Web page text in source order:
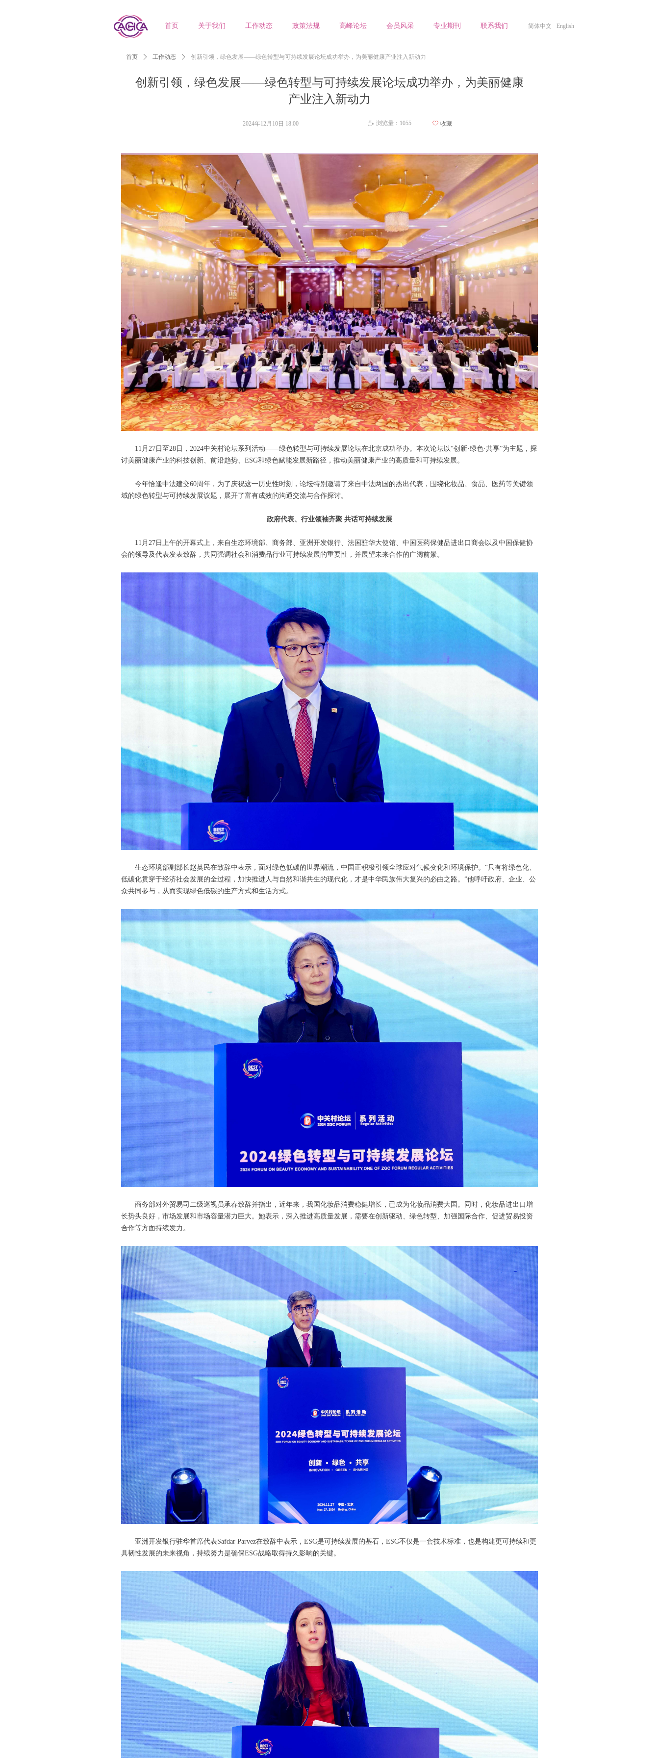
首页 关于我们 工作动态 政策法规 高峰论坛 会员风采 专业期刊 联系我们 简体中文 English
创新引领，绿色发展——绿色转型与可持续发展论坛成功举办，为美丽健康
产业注入新动力
首页 ꄲ 工作动态 ꄲ 创新引领，绿色发展——绿色转型与可持续发展论坛成功举办，为美丽健康产业注入新动力
11月27日至28日，2024中关村论坛系列活动——绿色转型与可持续发展论坛在北京成功举办。本次论坛以“创新·绿色·共享”为主题，探
讨美丽健康产业的科技创新、前沿趋势、ESG和绿色赋能发展新路径，推动美丽健康产业的高质量和可持续发展。
今年恰逢中法建交60周年，为了庆祝这一历史性时刻，论坛特别邀请了来自中法两国的杰出代表，围绕化妆品、食品、医药等关键领
域的绿色转型与可持续发展议题，展开了富有成效的沟通交流与合作探讨。
政府代表、行业领袖齐聚 共话可持续发展
11月27日上午的开幕式上，来自生态环境部、商务部、亚洲开发银行、法国驻华大使馆、中国医药保健品进出口商会以及中国保健协
会的领导及代表发表致辞，共同强调社会和消费品行业可持续发展的重要性，并展望未来合作的广阔前景。
生态环境部副部长赵英民在致辞中表示，面对绿色低碳的世界潮流，中国正积极引领全球应对气候变化和环境保护。“只有将绿色化、
低碳化贯穿于经济社会发展的全过程，加快推进人与自然和谐共生的现代化，才是中华民族伟大复兴的必由之路。”他呼吁政府、企业、公
众共同参与，从而实现绿色低碳的生产方式和生活方式。
商务部对外贸易司二级巡视员承春致辞并指出，近年来，我国化妆品消费稳健增长，已成为化妆品消费大国。同时，化妆品进出口增
长势头良好，市场发展和市场容量潜力巨大。她表示，深入推进高质量发展，需要在创新驱动、绿色转型、加强国际合作、促进贸易投资
合作等方面持续发力。
亚洲开发银行驻华首席代表Safdar Parvez在致辞中表示，ESG是可持续发展的基石，ESG不仅是一套技术标准，也是构建更可持续和更
具韧性发展的未来视角，持续努力是确保ESG战略取得持久影响的关键。
2024年12月10日 18:00 ꄘ 浏览量： 1055 ꄀ 收藏